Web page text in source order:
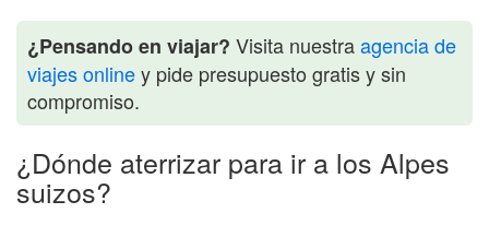
¿Pensando en viajar? Visita nuestraagencia de
viajes onliney pide presupuesto gratis y sin
compromiso.
¿Dónde aterrizar para ir a los Alpes
suizos?